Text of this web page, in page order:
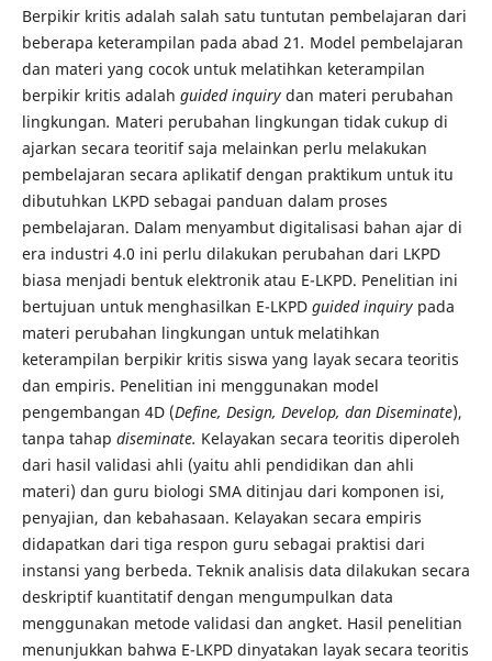
Berpikir kritis adalah salah satu tuntutan pembelajaran dari
beberapa keterampilan pada abad 21. Model pembelajaran
dan materi yang cocok untuk melatihkan keterampilan
berpikir kritis adalah guided inquiry dan materi perubahan
lingkungan. Materi perubahan lingkungan tidak cukup di
ajarkan secara teoritif saja melainkan perlu melakukan
pembelajaran secara aplikatif dengan praktikum untuk itu
dibutuhkan LKPD sebagai panduan dalam proses
pembelajaran. Dalam menyambut digitalisasi bahan ajar di
era industri 4.0 ini perlu dilakukan perubahan dari LKPD
biasa menjadi bentuk elektronik atau E-LKPD. Penelitian ini
bertujuan untuk menghasilkan E-LKPD guided inquirypada
materi perubahan lingkungan untuk melatihkan
keterampilan berpikir kritis siswa yang layak secara teoritis
dan empiris. Penelitian ini menggunakan model
pengembangan 4D (Define, Design, Develop, dan Diseminate),
tanpa tahap diseminate. Kelayakan secara teoritis diperoleh
dari hasil validasi ahli (yaitu ahli pendidikan dan ahli
materi) dan guru biologi SMA ditinjau dari komponen isi,
penyajian, dan kebahasaan. Kelayakan secara empiris
didapatkan dari tiga respon guru sebagai praktisi dari
instansi yang berbeda. Teknik analisis data dilakukan secara
deskriptif kuantitatif dengan mengumpulkan data
menggunakan metode validasi dan angket. Hasil penelitian
menunjukkan bahwa E-LKPD dinyatakan layak secara teoritis